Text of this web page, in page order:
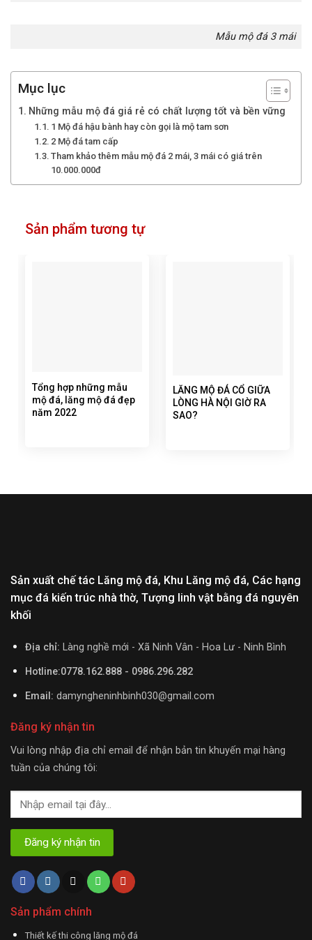
Mẫu mộ đá 3 mái
Mục lục
Những mẫu mộ đá giá rẻ có chất lượng tốt và bền vững
1 Mộ đá hậu bành hay còn gọi là mộ tam sơn
2 Mộ đá tam cấp
Tham khảo thêm mẫu mộ đá 2 mái, 3 mái có giá trên
10.000.000đ
Sản phẩm tương tự
Tổng hợp những mẫu
mộ đá, lăng mộ đá đẹp
năm 2022
LĂNG MỘ ĐÁ CỔ GIỮA
LÒNG HÀ NỘI GIỜ RA
SAO?
Sản xuất chế tác Lăng mộ đá, Khu Lăng mộ đá, Các hạng
mục đá kiến trúc nhà thờ, Tượng linh vật bằng đá nguyên
khối
Địa chỉ: Làng nghề mới - Xã Ninh Vân - Hoa Lư - Ninh Bình
Hotline:0778.162.888 - 0986.296.282
Email: damyngheninhbinh030@gmail.com
Đăng ký nhận tin
Vui lòng nhập địa chỉ email để nhận bản tin khuyến mại hàng
tuần của chúng tôi:
Sản phẩm chính
Thiết kế thi công lăng mộ đá